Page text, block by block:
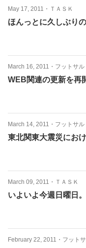
May 17, 2011 ・ ＴＡＳＫ
ほんっとに久しぶり
March 16, 2011 ・ フットサル
WEB関連の更新を再
March 14, 2011 ・ フットサル
東北関東大震災にお
March 09, 2011 ・ ＴＡＳＫ
いよいよ今週日曜日。
February 22, 2011 ・ フット